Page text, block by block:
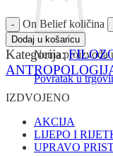
Nema proizvoda
Povratak u
On Belief količina
Dodaj u košaricu
Kategorija:
IZDVOJENO
AKCIJA
LIJEPO I
UPRAVO